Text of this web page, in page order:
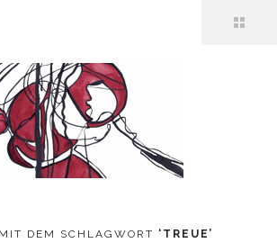
DEM SCHLAGWORT ‘ TREUE ’